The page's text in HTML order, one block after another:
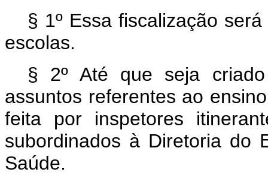
§ 1º Essa fiscalização
escolas.
§ 2º Até que seja
assuntos referentes ao
feita por inspetores
subordinados à Diretoria do
Saúde.